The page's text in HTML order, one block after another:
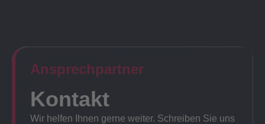
Ansprechpartner​
Kontakt
Wir helfen Ihnen gerne weiter. Schreiben Sie uns